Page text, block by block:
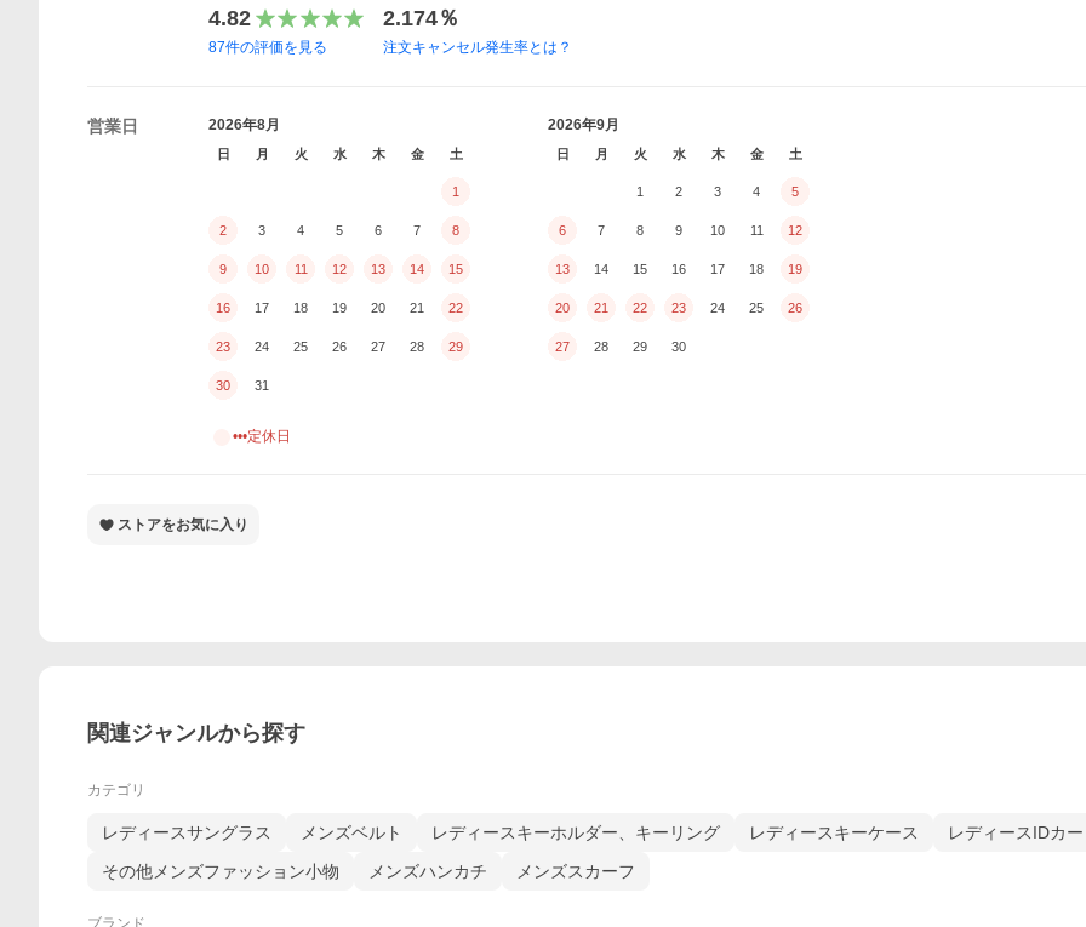
4.82
87件の評価を見る
2.174％
注文キャンセル発生率とは？
営業日 2026年8月
日 月 火 水 木 金 土
1
2 3 4 5 6 7 8
9 10 11 12 13 14 15
16 17 18 19 20 21 22
23 24 25 26 27 28 29
30 31
2026年9月
日 月 火 水 木 金 土
1 2 3 4 5
6 7 8 9 10 11 12
13 14 15 16 17 18 19
20 21 22 23 24 25 26
27 28 29 30
•••定休日
ストアをお気に入り
関連ジャンルから探す
カテゴリ
レディースサングラス メンズベルト レディースキーホルダー、キーリング レディースキーケース
レディースIDカ
その他メンズファッション小物
メンズハンカチ メンズスカーフ
ブランド